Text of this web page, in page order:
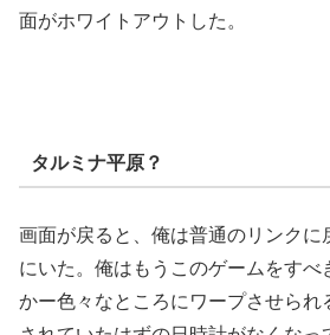
面がホワイトアウトした。
タルミナ平原？
画面が戻ると、俺は普通のリンクに
にいた。俺はもうこのゲームをすべ
かー色々なところにワープさせられ